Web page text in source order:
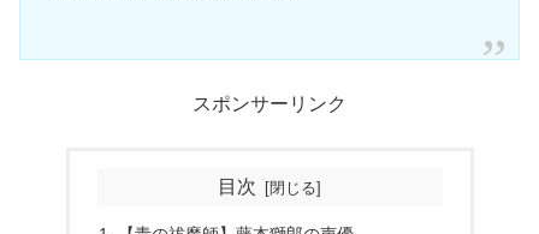
スポンサーリンク
目次